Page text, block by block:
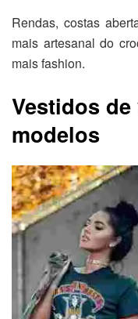
Rendas, costas
mais artesanal do
mais fashion.
Vestidos
modelos